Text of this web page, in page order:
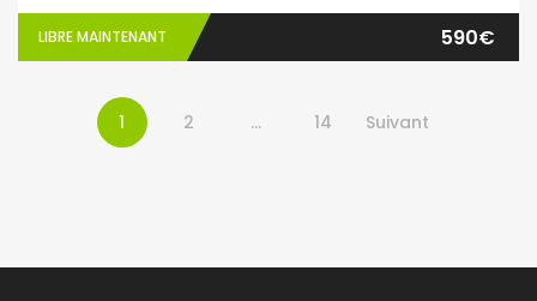
LIBRE MAINTENANT 590€
1 2 … 14 Suivant